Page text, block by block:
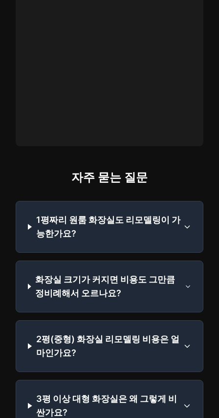
자주 묻는 질문
1평짜리 원룸 화장실도 리모델링이 가
능한가요?
화장실 크기가 커지면 비용도 그만큼
정비례해서 오르나요?
2평(중형) 화장실 리모델링 비용은 얼
마인가요?
3평 이상 대형 화장실은 왜 그렇게 비
싼가요?